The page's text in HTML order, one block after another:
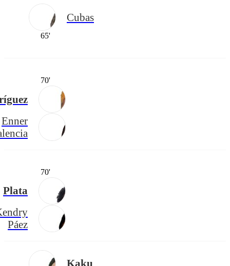
Cubas
65'
70'
Enner
70'
Plata
Páez
Kaku